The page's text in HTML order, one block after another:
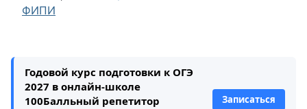
ФИПИ
Годовой курс подготовки к ОГЭ
2027 в онлайн-школе
100Балльный репетитор
Записаться